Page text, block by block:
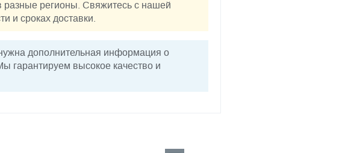
разные регионы. Свяжитесь с нашей
и сроках доставки.
дополнительная информация о
гарантируем высокое качество и